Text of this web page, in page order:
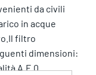
da civili
in acque
filtro
dimensioni:
A.E 0